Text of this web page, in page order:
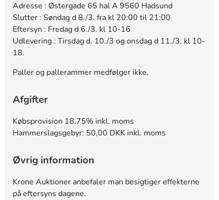
Adresse : Østergade 65 hal A 9560 Hadsund
Slutter : Søndag d 8./3. fra kl 20:00 til 21:00
Eftersyn : Fredag d 6./3. kl 10-16
Udlevering : Tirsdag d. 10./3 og onsdag d 11./3. kl 10-
18.
Paller og pallerammer medfølger ikke.
Afgifter
Købsprovision 18,75% inkl. moms
Hammerslagsgebyr: 50,00 DKK inkl. moms
Øvrig information
Krone Auktioner anbefaler man besigtiger effekterne
på eftersyns dagene.